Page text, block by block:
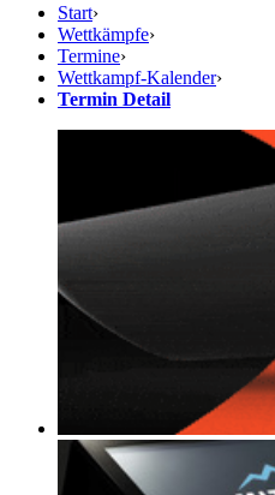
Start›
Wettkämpfe›
Termine›
Wettkampf-Kalender›
Termin Detail